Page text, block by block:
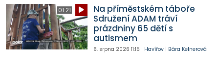
01:21
Na příměstském táboře
Sdružení ADAM tráví
prázdniny 65 dětí s
autismem
6. srpna 2026 11:15 | Havířov| Bára Kelnerová